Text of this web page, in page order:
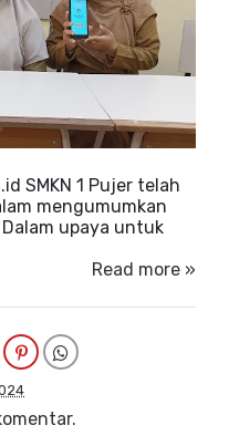
SMKN 1 Pujer telah
mengumumkan
upaya untuk
Read more »